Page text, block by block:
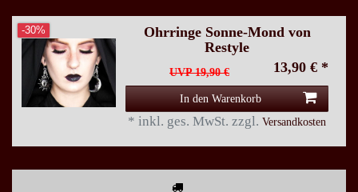
-30%
Ohrringe Sonne-Mond von
Restyle
UVP 19,90 € 13,90 € *
In den Warenkorb
* inkl. ges. MwSt. zzgl. Versandkosten